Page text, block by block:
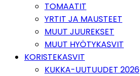
TOMAATIT
YRTIT JA MAUSTEET
MUUT JUUREKSET
MUUT HYÖTYKASVIT
KORISTEKASVIT
KUKKA-UUTUUDET 2026